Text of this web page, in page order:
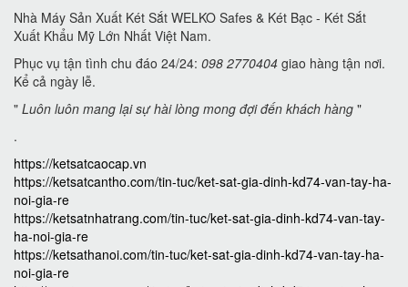
Nhà Máy Sản Xuất Két Sắt WELKO Safes & Két Bạc - Két Sắt
Xuất Khẩu Mỹ Lớn Nhất Việt Nam.
Phục vụ tận tình chu đáo 24/24: 098 2770404 giao hàng tận nơi.
Kể cả ngày lễ.
" Luôn luôn mang lại sự hài lòng mong đợi đến khách hàng "
.
https://ketsatcaocap.vn
https://ketsatcantho.com/tin-tuc/ket-sat-gia-dinh-kd74-van-tay-ha-
noi-gia-re
https://ketsatnhatrang.com/tin-tuc/ket-sat-gia-dinh-kd74-van-tay-
ha-noi-gia-re
https://ketsathanoi.com/tin-tuc/ket-sat-gia-dinh-kd74-van-tay-ha-
noi-gia-re